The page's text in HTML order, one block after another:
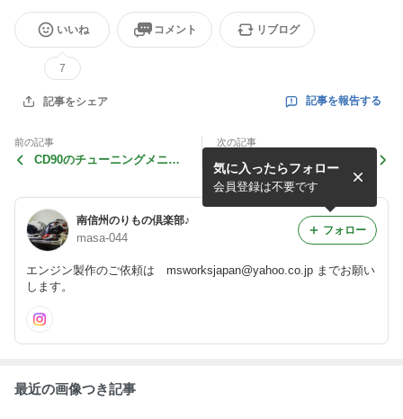
いいね
7
コメント リブログ
記事をシェア 記事を報告する
前の記事
CD90のチューニングメニュ
次の記事
ギア比のやり過ぎは禁物
南信州のりもの倶楽部♪
masa-044
エンジン製作のご依頼は msworksjapan@yahoo.co.jp までお願い
します。
気に入ったらフォロー
会員登録は不要です
フォロー
最近の画像つき記事